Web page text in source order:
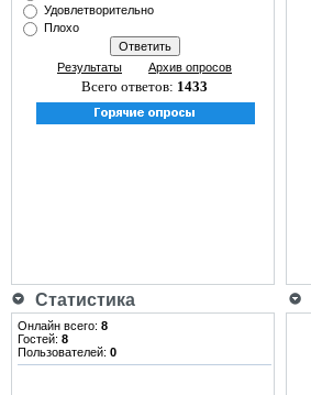
Удовлетворительно
Плохо
Результаты Архив опросов
Всего ответов: 1433
Статистика
Онлайн всего: 8
Гостей: 8
Пользователей: 0